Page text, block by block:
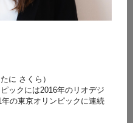
に さくら）
ックには2016年のリオデジ
の東京オリンピックに連続